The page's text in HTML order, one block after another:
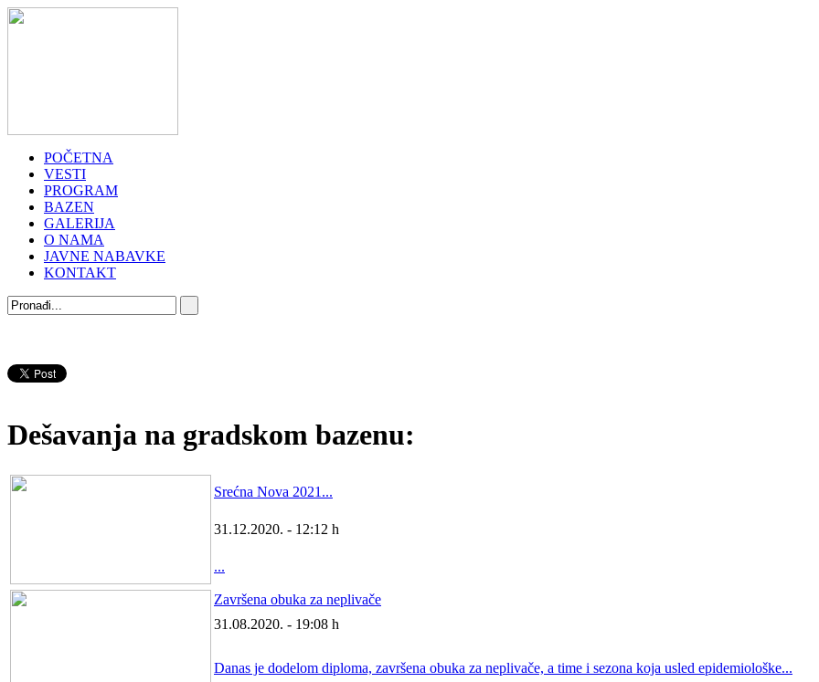
POČETNA
VESTI
PROGRAM
BAZEN
GALERIJA
O NAMA
JAVNE NABAVKE
KONTAKT
Dešavanja na gradskom bazenu:
Srećna Nova 2021...
31.12.2020. - 12:12 h
...
Završena obuka za neplivače
31.08.2020. - 19:08 h
Danas je dodelom diploma, završena obuka za neplivače, a time i sezona koja usled epidemiološke...